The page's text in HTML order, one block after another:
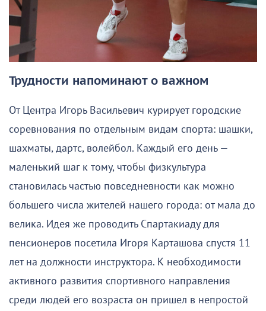
Трудности напоминают о важном
От Центра Игорь Васильевич курирует городские
соревнования по отдельным видам спорта: шашки,
шахматы, дартс, волейбол. Каждый его день —
маленький шаг к тому, чтобы физкультура
становилась частью повседневности как можно
большего числа жителей нашего города: от мала до
велика. Идея же проводить Спартакиаду для
пенсионеров посетила Игоря Карташова спустя 11
лет на должности инструктора. К необходимости
активного развития спортивного направления
среди людей его возраста он пришел в непростой